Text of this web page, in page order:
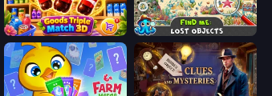
Goods Triple Match 3D Find Me: Lost Objects